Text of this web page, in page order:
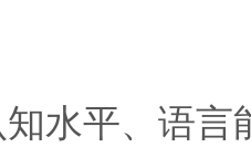
水平、语